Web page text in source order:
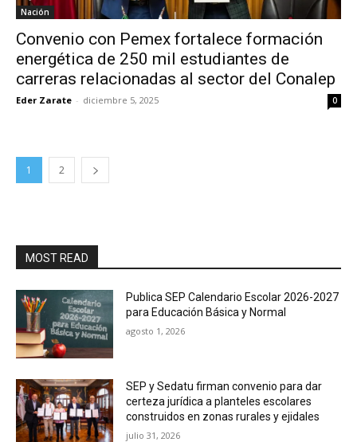
Nación
Convenio con Pemex fortalece formación
energética de 250 mil estudiantes de
carreras relacionadas al sector del Conalep
Eder Zarate - diciembre 5, 2025 0
1 2
MOST READ
Publica SEP Calendario Escolar 2026-2027
para Educación Básica y Normal
agosto 1, 2026
SEP y Sedatu firman convenio para dar
certeza jurídica a planteles escolares
construidos en zonas rurales y ejidales
julio 31, 2026